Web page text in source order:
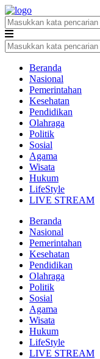
Beranda
Nasional
Pemerintahan
Kesehatan
Pendidikan
Olahraga
Politik
Sosial
Agama
Wisata
Hukum
LifeStyle
LIVE STREAM
Beranda
Nasional
Pemerintahan
Kesehatan
Pendidikan
Olahraga
Politik
Sosial
Agama
Wisata
Hukum
LifeStyle
LIVE STREAM